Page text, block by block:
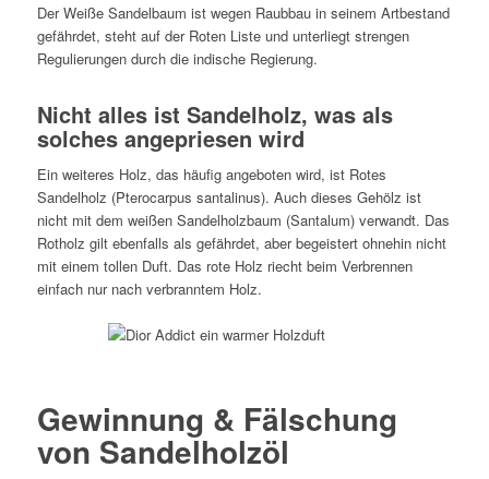
Der Weiße Sandelbaum ist wegen Raubbau in seinem Artbestand
gefährdet, steht auf der Roten Liste und unterliegt strengen
Regulierungen durch die indische Regierung.
Nicht alles ist Sandelholz, was als
solches angepriesen wird
Ein weiteres Holz, das häufig angeboten wird, ist Rotes
Sandelholz (Pterocarpus santalinus). Auch dieses Gehölz ist
nicht mit dem weißen Sandelholzbaum (Santalum) verwandt. Das
Rotholz gilt ebenfalls als gefährdet, aber begeistert ohnehin nicht
mit einem tollen Duft. Das rote Holz riecht beim Verbrennen
einfach nur nach verbranntem Holz.
Gewinnung & Fälschung
von Sandelholzöl